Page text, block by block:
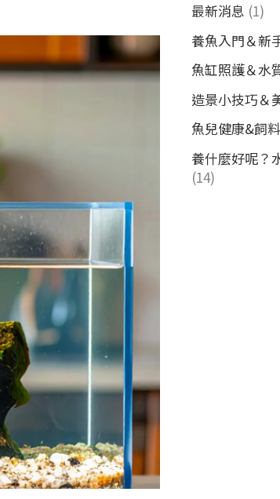
最新消息 (1)
養魚入門＆新
魚缸照護＆水
造景小技巧＆
魚兒健康&飼
養什麼好呢？
(14)